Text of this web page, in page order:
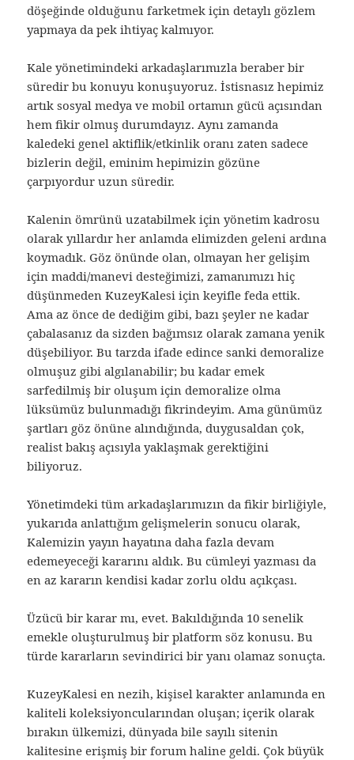
döşeğinde olduğunu farketmek için detaylı gözlem
yapmaya da pek ihtiyaç kalmıyor.
Kale yönetimindeki arkadaşlarımızla beraber bir
süredir bu konuyu konuşuyoruz. İstisnasız hepimiz
artık sosyal medya ve mobil ortamın gücü açısından
hem fikir olmuş durumdayız. Aynı zamanda
kaledeki genel aktiflik/etkinlik oranı zaten sadece
bizlerin değil, eminim hepimizin gözüne
çarpıyordur uzun süredir.
Kalenin ömrünü uzatabilmek için yönetim kadrosu
olarak yıllardır her anlamda elimizden geleni ardına
koymadık. Göz önünde olan, olmayan her gelişim
için maddi/manevi desteğimizi, zamanımızı hiç
düşünmeden KuzeyKalesi için keyifle feda ettik.
Ama az önce de dediğim gibi, bazı şeyler ne kadar
çabalasanız da sizden bağımsız olarak zamana yenik
düşebiliyor. Bu tarzda ifade edince sanki demoralize
olmuşuz gibi algılanabilir; bu kadar emek
sarfedilmiş bir oluşum için demoralize olma
lüksümüz bulunmadığı fikrindeyim. Ama günümüz
şartları göz önüne alındığında, duygusaldan çok,
realist bakış açısıyla yaklaşmak gerektiğini
biliyoruz.
Yönetimdeki tüm arkadaşlarımızın da fikir birliğiyle,
yukarıda anlattığım gelişmelerin sonucu olarak,
Kalemizin yayın hayatına daha fazla devam
edemeyeceği kararını aldık. Bu cümleyi yazması da
en az kararın kendisi kadar zorlu oldu açıkçası.
Üzücü bir karar mı, evet. Bakıldığında 10 senelik
emekle oluşturulmuş bir platform söz konusu. Bu
türde kararların sevindirici bir yanı olamaz sonuçta.
KuzeyKalesi en nezih, kişisel karakter anlamında en
kaliteli koleksiyoncularından oluşan; içerik olarak
bırakın ülkemizi, dünyada bile sayılı sitenin
kalitesine erişmiş bir forum haline geldi. Çok büyük